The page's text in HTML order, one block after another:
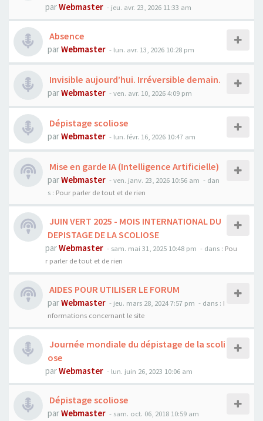
parWebmaster - jeu. avr. 23, 2026 11:33 am
Absence
parWebmaster - lun. avr. 13, 2026 10:28 pm
Invisible aujourd’hui. Irréversible demain.
parWebmaster - ven. avr. 10, 2026 4:09 pm
Dépistage scoliose
parWebmaster - lun. févr. 16, 2026 10:47 am
Mise en garde IA (Intelligence Artificielle)
parWebmaster - ven. janv. 23, 2026 10:56 am - dan
s : Pour parler de tout et de rien
JUIN VERT 2025 - MOIS INTERNATIONAL DU
DEPISTAGE DE LA SCOLIOSE
parWebmaster - sam. mai 31, 2025 10:48 pm - dans : Pou
r parler de tout et de rien
AIDES POUR UTILISER LE FORUM
parWebmaster - jeu. mars 28, 2024 7:57 pm - dans : I
nformations concernant le site
Journée mondiale du dépistage de la scoli
ose
parWebmaster - lun. juin 26, 2023 10:06 am
Dépistage scoliose
parWebmaster - sam. oct. 06, 2018 10:59 am